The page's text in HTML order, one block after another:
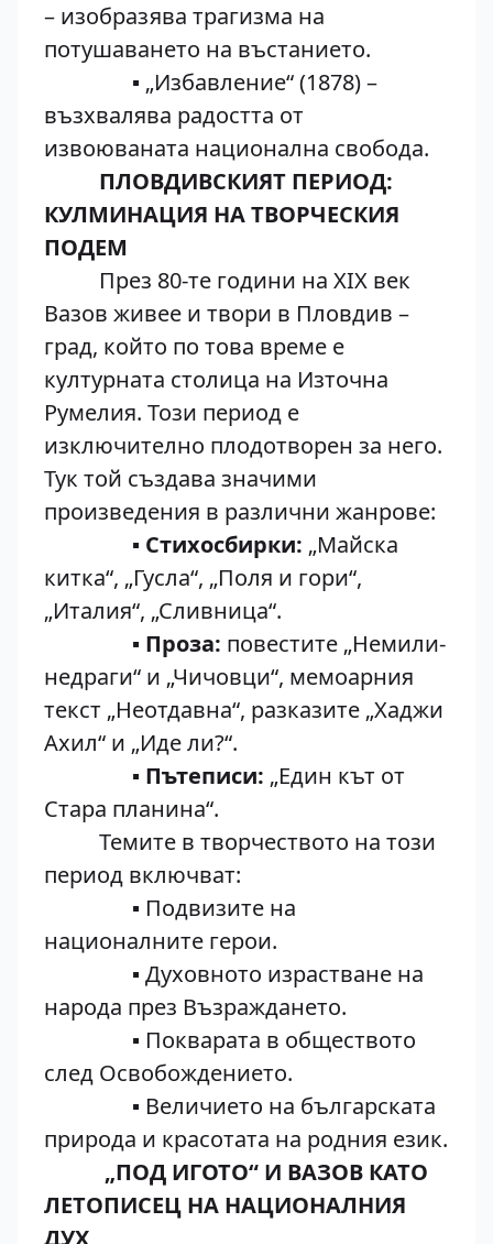
– изобразява трагизма на
потушаването на въстанието.
▪ „Избавление“ (1878) –
възхвалява радостта от
извоюваната национална свобода.
ПЛОВДИВСКИЯТ ПЕРИОД:
КУЛМИНАЦИЯ НА ТВОРЧЕСКИЯ
ПОДЕМ
През 80-те години на XIX век
Вазов живее и твори в Пловдив –
град, който по това време е
културната столица на Източна
Румелия. Този период е
изключително плодотворен за него.
Тук той създава значими
произведения в различни жанрове:
▪ Стихосбирки: „Майска
китка“, „Гусла“, „Поля и гори“,
„Италия“, „Сливница“.
▪ Проза: повестите „Немили-
недраги“ и „Чичовци“, мемоарния
текст „Неотдавна“, разказите „Хаджи
Ахил“ и „Иде ли?“.
▪ Пътеписи: „Един кът от
Стара планина“.
Темите в творчеството на този
период включват:
▪ Подвизите на
националните герои.
▪ Духовното израстване на
народа през Възраждането.
▪ Покварата в обществото
след Освобождението.
▪ Величието на българската
природа и красотата на родния език.
„ПОД ИГОТО“ И ВАЗОВ КАТО
ЛЕТОПИСЕЦ НА НАЦИОНАЛНИЯ
ДУХ